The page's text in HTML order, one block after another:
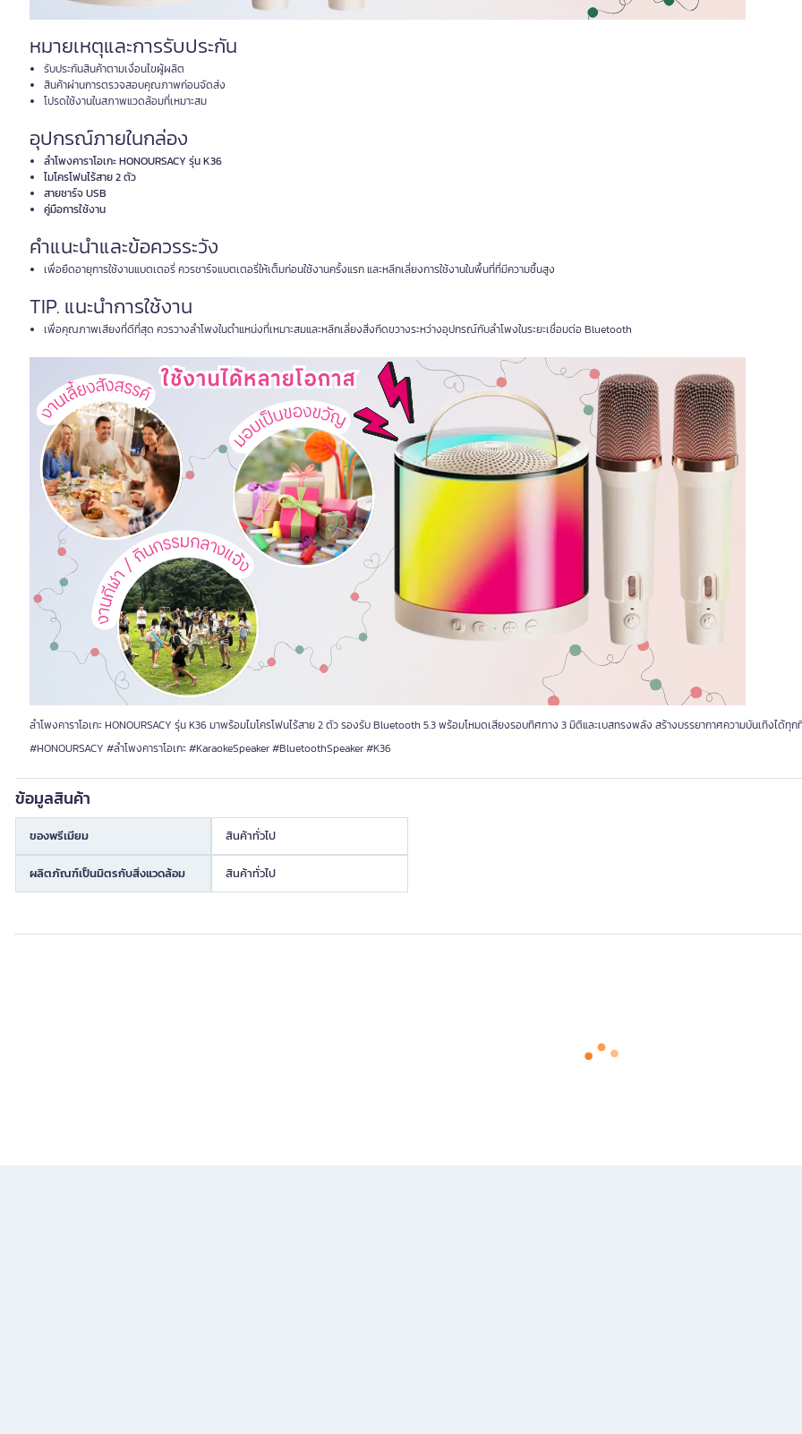
หมายเหตุและการรับประกัน
รับประกันสินค้าตามเงื่อนไขผู้ผลิต
สินค้าผ่านการตรวจสอบคุณภาพก่อนจัดส่ง
โปรดใช้งานในสภาพแวดล้อมที่เหมาะสม
อุปกรณ์ภายในกล่อง
ลำโพงคาราโอเกะ HONOURSACY รุ่น K36
ไมโครโฟนไร้สาย 2 ตัว
สายชาร์จ USB
คู่มือการใช้งาน
คำแนะนำและข้อควรระวัง
เพื่อยืดอายุการใช้งานแบตเตอรี่ ควรชาร์จแบตเตอรี่ให้เต็มก่อนใช้งานครั้งแรก และหลีกเลี่ยงการใช้งานในพื้นที่ที่มีความชื้นสูง
TIP. แนะนำการใช้งาน
เพื่อคุณภาพเสียงที่ดีที่สุด ควรวางลำโพงในตำแหน่งที่เหมาะสมและหลีกเลี่ยงสิ่งกีดขวางระหว่างอุปกรณ์กับลำโพงในระยะเชื่อมต่อ Bluetooth
ลำโพงคาราโอเกะ HONOURSACY รุ่น K36 มาพร้อมไมโครโฟนไร้สาย 2 ตัว รองรับ Bluetooth 5.3 พร้อมโหมดเสียงรอบทิศทาง 3 มิติและเบสทรงพลัง สร้างบรรยากาศความบันเทิงได้ทุก
#HONOURSACY #ลำโพงคาราโอเกะ #KaraokeSpeaker #BluetoothSpeaker #K36
ข้อมูลสินค้า
ของพรีเมียม สินค้าทั่วไป
ผลิตภัณฑ์เป็นมิตรกับสิ่งแวดล้อม สินค้าทั่วไป